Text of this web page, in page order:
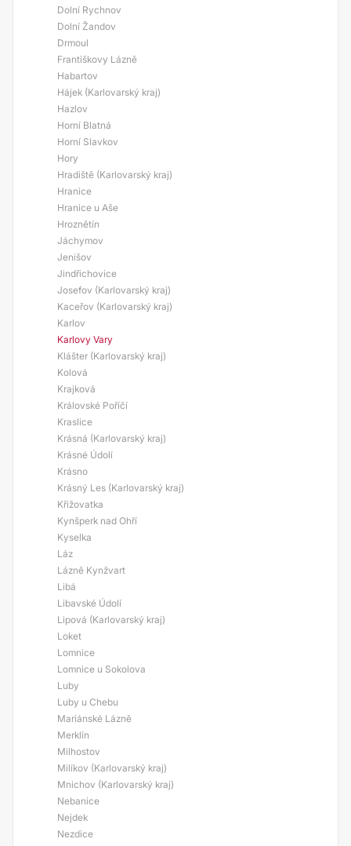
Dolní Rychnov
Dolní Žandov
Drmoul
Františkovy Lázně
Habartov
Hájek (Karlovarský kraj)
Hazlov
Horní Blatná
Horní Slavkov
Hory
Hradiště (Karlovarský kraj)
Hranice
Hranice u Aše
Hroznětín
Jáchymov
Jenišov
Jindřichovice
Josefov (Karlovarský kraj)
Kaceřov (Karlovarský kraj)
Karlov
Karlovy Vary
Klášter (Karlovarský kraj)
Kolová
Krajková
Královské Poříčí
Kraslice
Krásná (Karlovarský kraj)
Krásné Údolí
Krásno
Krásný Les (Karlovarský kraj)
Křižovatka
Kynšperk nad Ohří
Kyselka
Láz
Lázně Kynžvart
Libá
Libavské Údolí
Lipová (Karlovarský kraj)
Loket
Lomnice
Lomnice u Sokolova
Luby
Luby u Chebu
Mariánské Lázně
Merklín
Milhostov
Milíkov (Karlovarský kraj)
Mnichov (Karlovarský kraj)
Nebanice
Nejdek
Nezdice